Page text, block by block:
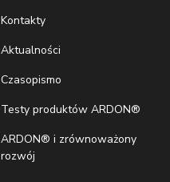
Kontakty
Aktualności
Czasopismo
Testy produktów ARDON®
ARDON® i zrównoważony
rozwój